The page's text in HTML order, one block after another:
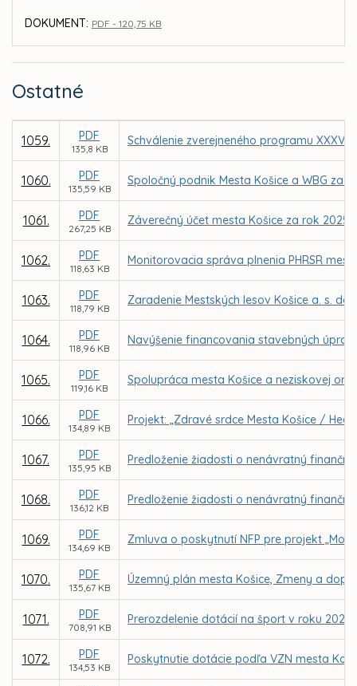
DOKUMENT: PDF - 120,75 KB
Ostatné
1059. PDF
135,8 KB
Schválenie zverejneného programu XXXV.
1060. PDF
135,59 KB
Spoločný podnik Mesta Košice a WBG za
1061. PDF
267,25 KB
Záverečný účet mesta Košice za rok 2025
1062. PDF
118,63 KB
Monitorovacia správa plnenia PHRSR
1063. PDF
118,79 KB
Zaradenie Mestských lesov Košice a. s.
1064. PDF
118,96 KB
Navýšenie financovania stavebných
1065. PDF
119,16 KB
Spolupráca mesta Košice a neziskovej
1066. PDF
134,89 KB
Projekt: „Zdravé srdce Mesta Košice /
1067. PDF
135,95 KB
Predloženie žiadosti o nenávratný
1068. PDF
136,12 KB
Predloženie žiadosti o nenávratný
1069. PDF
134,69 KB
Zmluva o poskytnutí NFP pre projekt
1070. PDF
135,67 KB
Územný plán mesta Košice, Zmeny a
1071. PDF
708,91 KB
Prerozdelenie dotácií na šport v roku 2026
1072. PDF
134,53 KB
Poskytnutie dotácie podľa VZN mesta